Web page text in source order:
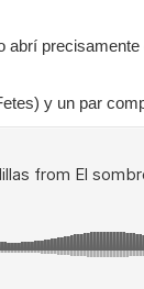
abrí
y un par